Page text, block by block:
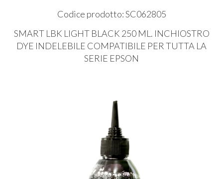
Codice prodotto: SC062805
SMART LBK LIGHT BLACK 250 ML. INCHIOSTRO
DYE INDELEBILE COMPATIBILE PER TUTTA LA
SERIE EPSON